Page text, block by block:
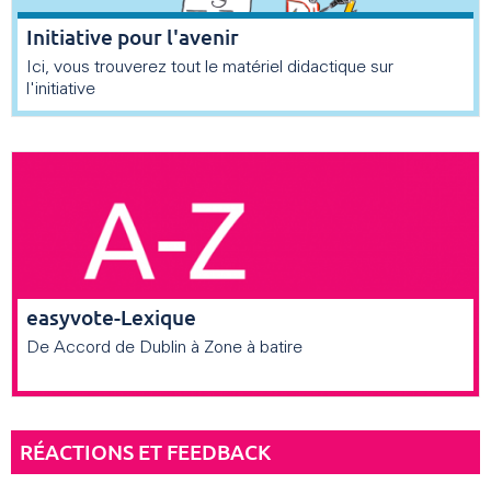
Initiative pour l'avenir
Ici, vous trouverez tout le matériel didactique sur
l'initiative
easyvote-Lexique
De Accord de Dublin à Zone à batire
RÉACTIONS ET FEEDBACK